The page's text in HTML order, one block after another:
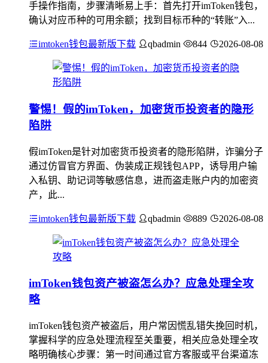
手操作指南，步骤清晰易上手：首先打开imToken钱包，
确认对应币种的可用余额；找到目标币种的“转账”入...
imtoken钱包最新版下载 qbadmin 844 2026-08-08
警惕！假的imToken，加密货币投资者的隐形
陷阱
假imToken是针对加密货币投资者的隐形陷阱，诈骗分子
通过仿冒官方界面、伪装成正规钱包APP，诱导用户输
入私钥、助记词等敏感信息，进而盗走账户内的加密资
产，此...
imtoken钱包最新版下载 qbadmin 889 2026-08-08
imToken钱包资产被盗怎么办？应急处理全攻
略
imToken钱包资产被盗后，用户常因慌乱错失挽回时机，
掌握科学的应急处理流程至关重要，相关应急处理全攻
略明确核心步骤：第一时间通过官方客服或平台渠道冻